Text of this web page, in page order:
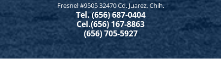
Fresnel #9505 32470 Cd. Juarez, Chih.
Tel. (656) 687-0404
Cel.(656) 167-8863
(656) 705-5927